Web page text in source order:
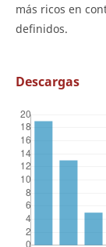
más ricos en
definidos.
Descargas